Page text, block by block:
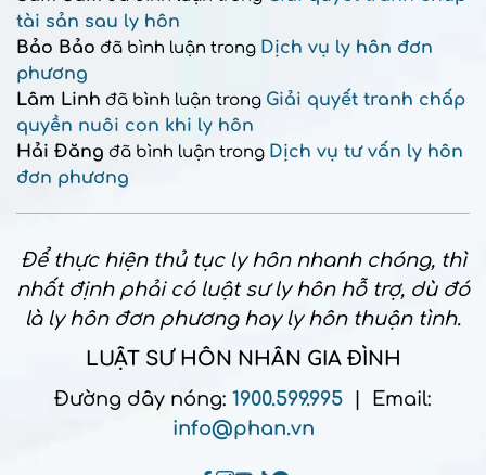
tài sản sau ly hôn
Bảo Bảo đã bình luận trong Dịch vụ ly hôn đơn
phương
Lâm Linh đã bình luận trong Giải quyết tranh chấp
quyền nuôi con khi ly hôn
Hải Đăng đã bình luận trong Dịch vụ tư vấn ly hôn
đơn phương
Để thực hiện thủ tục ly hôn nhanh chóng, thì
nhất định phải có luật sư ly hôn hỗ trợ, dù đó
là ly hôn đơn phương hay ly hôn thuận tình.
LUẬT SƯ HÔN NHÂN GIA ĐÌNH
Đường dây nóng: 1900.599.995 | Email:
info@phan.vn